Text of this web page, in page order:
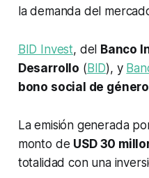
la demanda del
BID Invest, del Banco
Desarrollo (BID), y
bono social de
La emisión generada
monto de USD 30
totalidad con una